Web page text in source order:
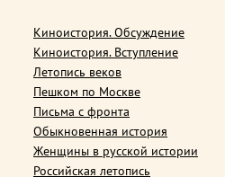
Киноистория. Обсуждение
Киноистория. Вступление
Летопись веков
Пешком по Москве
Письма с фронта
Обыкновенная история
Женщины в русской истории
Российская летопись